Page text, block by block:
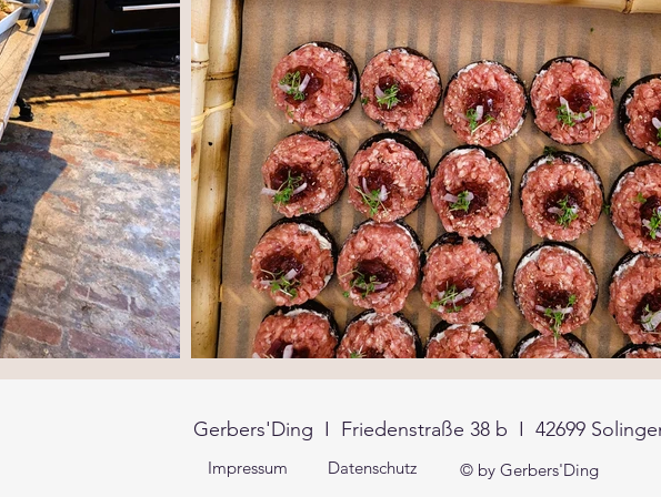
Gerbers'Ding I Friedenstraße 38 b I 42699
Impressum © by Gerbers'Ding​
Datenschutz